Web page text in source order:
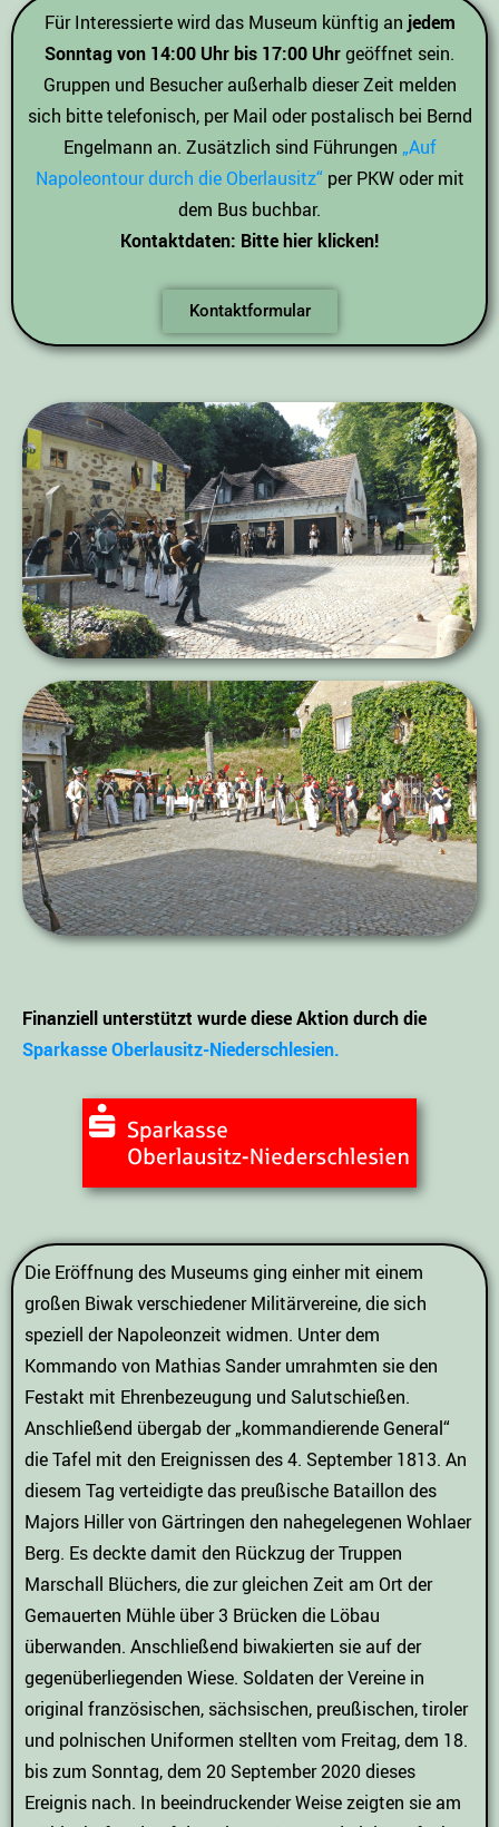
Für Interessierte wird das Museum künftig an jedem
Sonntag von 14:00 Uhr bis 17:00 Uhrgeöffnet sein.
Gruppen und Besucher außerhalb dieser Zeit melden
sich bitte telefonisch, per Mail oder postalisch bei Bernd
Engelmann an. Zusätzlich sind Führungen „Auf
Napoleontour durch die Oberlausitz“ per PKW oder mit
dem Bus buchbar.
Kontaktdaten: Bitte hier klicken!
Kontaktformular
Finanziell unterstützt wurde diese Aktion durch die
Sparkasse Oberlausitz-Niederschlesien.
Die Eröffnung des Museums ging einher mit einem
großen Biwak verschiedener Militärvereine, die sich
speziell der Napoleonzeit widmen. Unter dem
Kommando von Mathias Sander umrahmten sie den
Festakt mit Ehrenbezeugung und Salutschießen.
Anschließend übergab der „kommandierende General“
die Tafel mit den Ereignissen des 4. September 1813. An
diesem Tag verteidigte das preußische Bataillon des
Majors Hiller von Gärtringen den nahegelegenen Wohlaer
Berg. Es deckte damit den Rückzug der Truppen
Marschall Blüchers, die zur gleichen Zeit am Ort der
Gemauerten Mühle über 3 Brücken die Löbau
überwanden. Anschließend biwakierten sie auf der
gegenüberliegenden Wiese. Soldaten der Vereine in
original französischen, sächsischen, preußischen, tiroler
und polnischen Uniformen stellten vom Freitag, dem 18.
bis zum Sonntag, dem 20 September 2020 dieses
Ereignis nach. In beeindruckender Weise zeigten sie am